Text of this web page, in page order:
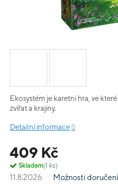
409 Kč
Skladem(1 ks)
11.8.2026 Možnosti doručení
Ekosystém je karetní hra, ve
zvířat a krajiny.
Detailní informace